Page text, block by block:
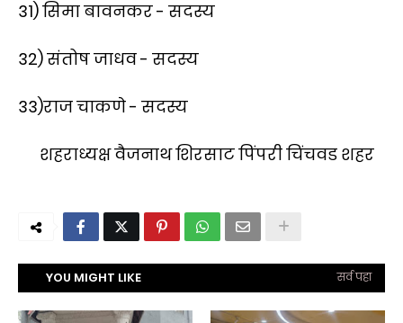
31) सिमा बावनकर - सदस्य
32) संतोष जाधव - सदस्य
33)राज चाकणे - सदस्य
शहराध्यक्ष वैजनाथ शिरसाट पिंपरी चिंचवड शहर
YOU MIGHT LIKE सर्व पहा